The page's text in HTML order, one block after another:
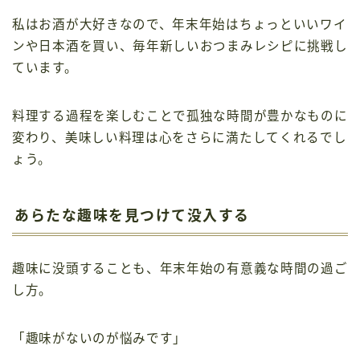
私はお酒が大好きなので、年末年始はちょっといいワイ
ンや日本酒を買い、毎年新しいおつまみレシピに挑戦し
ています。
料理する過程を楽しむことで孤独な時間が豊かなものに
変わり、美味しい料理は心をさらに満たしてくれるでし
ょう。
あらたな趣味を見つけて没入する
趣味に没頭することも、年末年始の有意義な時間の過ご
し方。
「趣味がないのが悩みです」